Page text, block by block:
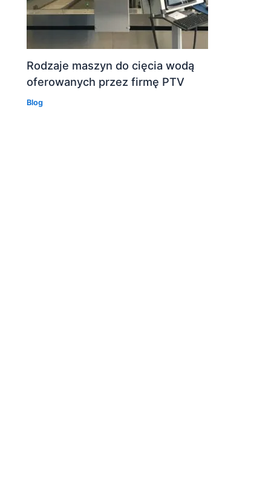
Rodzaje maszyn do cięcia wodą
oferowanych przez firmę PTV
Blog